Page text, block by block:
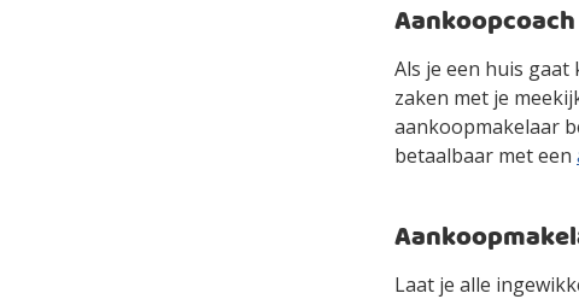
Aankoopcoach
Als je een huis
zaken met je
aankoopmakelaar
betaalbaar met een
Laat je alle